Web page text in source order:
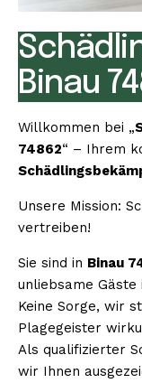
Binau
Willkommen bei „
74862“ – Ihrem
Unsere Mission:
vertreiben!
Sie sind in Binau
unliebsame
Keine Sorge, wir
Plagegeister
Als qualifizierter
wir Ihnen